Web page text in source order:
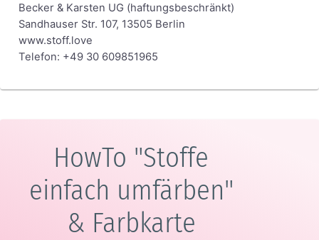
Becker & Karsten UG (haftungsbeschränkt)
Sandhauser Str. 107, 13505 Berlin
www.stoff.love
Telefon: +49 30 609851965
HowTo "Stoffe
einfach umfärben"
& Farbkarte